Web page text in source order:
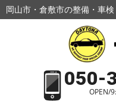
岡山市・倉敷市の整備・車
050-
OPEN/